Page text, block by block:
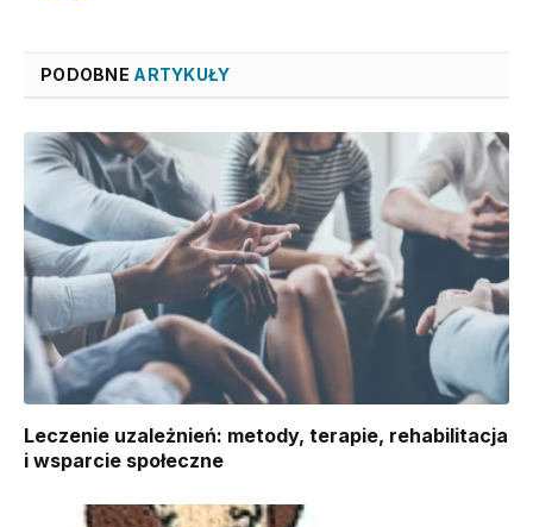
PODOBNE ARTYKUŁY
Leczenie uzależnień: metody, terapie, rehabilitacja
i wsparcie społeczne